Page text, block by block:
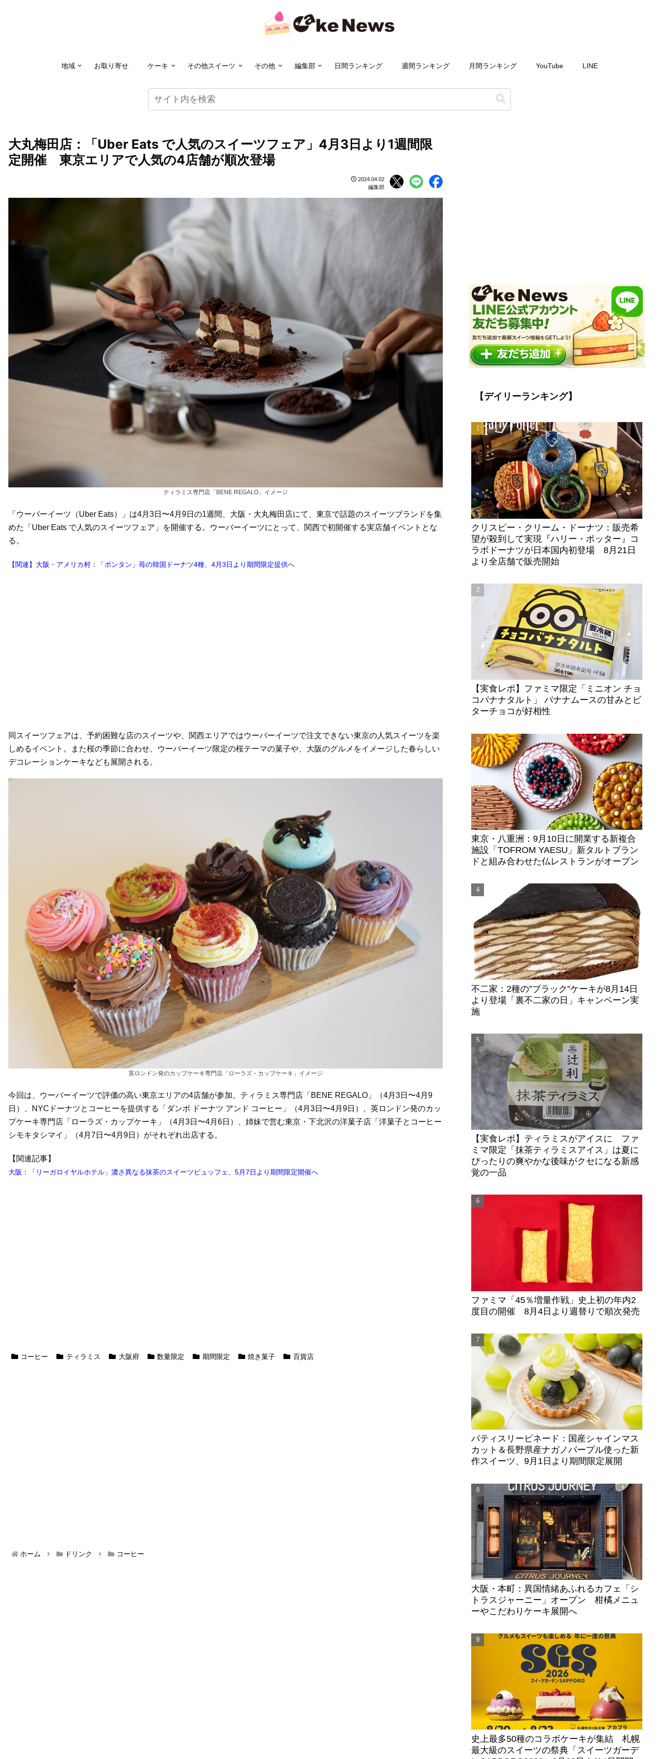
地域 お取り寄せ ケーキ その他スイーツ その他 編集部 日間ランキング 週間ランキング 月間ランキング YouTube LINE
大丸梅田店：「Uber Eats で人気のスイーツフェア」4月3日より1週間限
定開催 東京エリアで人気の4店舗が順次登場
2024.04.02
編集部
ティラミス専門店「BENE REGALO」イメージ
「ウーバーイーツ（Uber Eats）」は4月3日〜4月9日の1週間、大阪・大丸梅田店にて、東京で話題のスイーツブランドを集
めた「Uber Eats で人気のスイーツフェア」を開催する。ウーバーイーツにとって、関西で初開催する実店舗イベントとな
る。
【関連】大阪・アメリカ村：「ボンタン」苺の韓国ドーナツ4種、4月3日より期間限定提供へ
同スイーツフェアは、予約困難な店のスイーツや、関西エリアではウーバーイーツで注文できない東京の人気スイーツを楽
しめるイベント。また桜の季節に合わせ、ウーバーイーツ限定の桜テーマの菓子や、大阪のグルメをイメージした春らしい
デコレーションケーキなども展開される。
英ロンドン発のカップケーキ専門店「ローラズ・カップケーキ」イメージ
今回は、ウーバーイーツで評価の高い東京エリアの4店舗が参加。ティラミス専門店「BENE REGALO」（4月3日〜4月9
日）、NYCドーナツとコーヒーを提供する「ダンボ ドーナツ アンド コーヒー」（4月3日〜4月9日）、英ロンドン発のカッ
プケーキ専門店「ローラズ・カップケーキ」（4月3日〜4月6日）、姉妹で営む東京・下北沢の洋菓子店「洋菓子とコーヒー
シモキタシマイ」（4月7日〜4月9日）がそれぞれ出店する。
【関連記事】
大阪：「リーガロイヤルホテル」濃さ異なる抹茶のスイーツビュッフェ、5月7日より期間限定開催へ
コーヒー ティラミス 大阪府 数量限定 期間限定 焼き菓子 百貨店
ホーム ドリンク コーヒー
【デイリーランキング】
クリスピー・クリーム・ドーナツ：販売希
望が殺到して実現『ハリー・ポッター』コ
ラボドーナツが日本国内初登場 8月21日
より全店舗で販売開始
【実食レポ】ファミマ限定「ミニオン チョ
コバナナタルト」 バナナムースの甘みとビ
ターチョコが好相性
東京・八重洲：9月10日に開業する新複合
施設「TOFROM YAESU」新タルトブラン
ドと組み合わせた仏レストランがオープン
不二家：2種の”ブラック”ケーキが8月14日
より登場「裏不二家の日」キャンペーン実
施
【実食レポ】ティラミスがアイスに ファ
ミマ限定「抹茶ティラミスアイス」は夏に
ぴったりの爽やかな後味がクセになる新感
覚の一品
ファミマ「45％増量作戦」史上初の年内2
度目の開催 8月4日より週替りで順次発売
パティスリーピネード：国産シャインマス
カット＆長野県産ナガノパープル使った新
作スイーツ、9月1日より期間限定展開
大阪・本町：異国情緒あふれるカフェ「シ
トラスジャーニー」オープン 柑橘メニュ
ーやこだわりケーキ展開へ
史上最多50種のコラボケーキが集結 札幌
最大級のスイーツの祭典「スイーツガーデ